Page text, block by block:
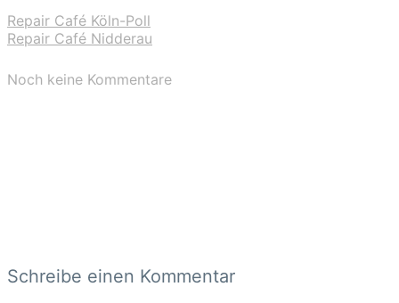
Repair Café Köln-Poll
Repair Café Nidderau
Noch keine Kommentare
Schreibe einen Kommentar